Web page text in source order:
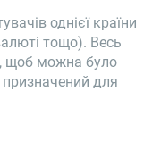
однієї країни
тощо). Весь
щоб можна було
для